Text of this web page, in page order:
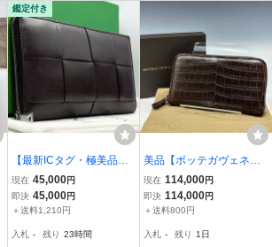
D1014】
鑑定付き
【最新ICタグ・極美品・
定価約15万】 BOTTEGA
VENETA ボッテガヴェネ
タ カセット イントレチャ
ウン 長財布 財布
現在 45,000円
即決 45,000円
＋送料1,210円
入札 - 残り 23時間
美品【ボッテガヴェネタ
本物】ラウンドファスナ
ー長財布/クロコダイル本
革/レザー/ブラウン【K21
現在 114,000円
即決 114,000円
＋送料800円
入札 - 残り 1日